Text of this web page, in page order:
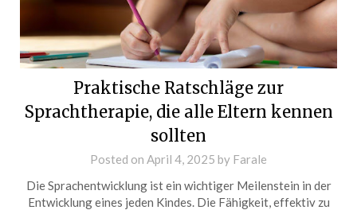
Praktische Ratschläge zur
Sprachtherapie, die alle Eltern kennen
sollten
Posted on April 4, 2025 by Farale
Die Sprachentwicklung ist ein wichtiger Meilenstein in der
Entwicklung eines jeden Kindes. Die Fähigkeit, effektiv zu